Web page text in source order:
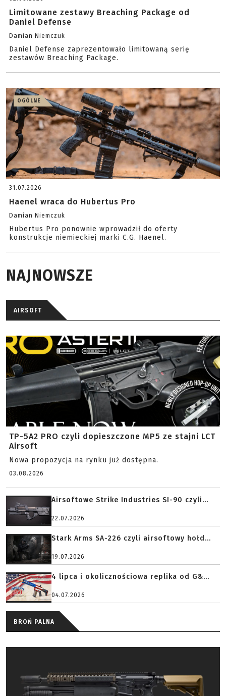
Limitowane zestawy Breaching Package od
Daniel Defense
Damian Niemczuk
Daniel Defense zaprezentowało limitowaną serię
zestawów Breaching Package.
OGÓLNE
31.07.2026
Haenel wraca do Hubertus Pro
Damian Niemczuk
Hubertus Pro ponownie wprowadził do oferty
konstrukcje niemieckiej marki C.G. Haenel.
NAJNOWSZE
AIRSOFT
TP-5A2 PRO czyli dopieszczone MP5 ze stajni LCT
Airsoft
Nowa propozycja na rynku już dostępna.
03.08.2026
Airsoftowe Strike Industries SI-90 czyli...
22.07.2026
Stark Arms SA-226 czyli airsoftowy hołd...
19.07.2026
4 lipca i okolicznościowa replika od G&...
04.07.2026
BROŃ PALNA